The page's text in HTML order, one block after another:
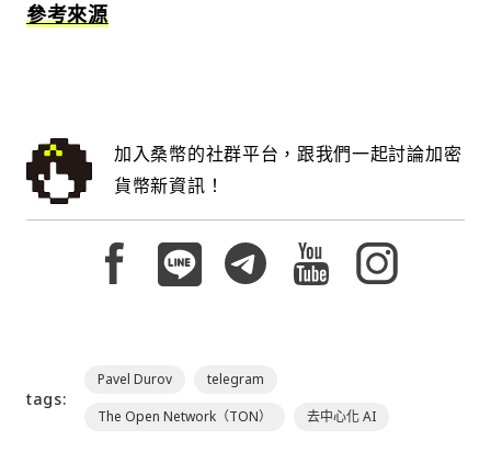
參考來源
加入桑幣的社群平台，跟我們一起討論加密
貨幣新資訊！
tags:
Pavel Durov
telegram
The Open Network（TON）
去中心化 AI